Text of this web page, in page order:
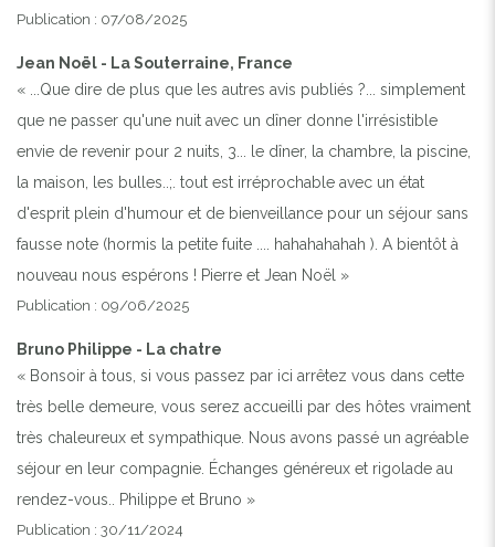
Publication : 07/08/2025
Jean Noël - La Souterraine, France
« ...Que dire de plus que les autres avis publiés ?... simplement
que ne passer qu'une nuit avec un dîner donne l'irrésistible
envie de revenir pour 2 nuits, 3... le dîner, la chambre, la piscine,
la maison, les bulles..;. tout est irréprochable avec un état
d'esprit plein d'humour et de bienveillance pour un séjour sans
fausse note (hormis la petite fuite .... hahahahahah ). A bientôt à
nouveau nous espérons ! Pierre et Jean Noël »
Publication : 09/06/2025
Bruno Philippe - La chatre
« Bonsoir à tous, si vous passez par ici arrêtez vous dans cette
très belle demeure, vous serez accueilli par des hôtes vraiment
très chaleureux et sympathique. Nous avons passé un agréable
séjour en leur compagnie. Échanges généreux et rigolade au
rendez-vous.. Philippe et Bruno »
Publication : 30/11/2024